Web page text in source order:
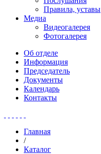
Правила, уставы
Медиа
Видеогалерея
Фотогалерея
Об отделе
Информация
Председатель
Документы
Календарь
Контакты
Главная
/
Каталог